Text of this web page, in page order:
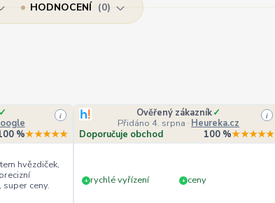
HODNOCENÍ 0
✓
i
%★★★★★
hvězdiček,
super ceny.
Ověřený zákazník✓
Přidáno 4. srpna · Heureka.cz
i
Doporučuje obchod 100 %★★★★★
+ rychlé vyřízení + ceny